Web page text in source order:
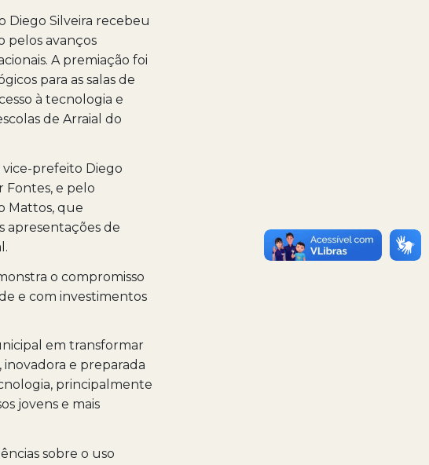
Diego Silveira recebeu
pelos avanços
A premiação foi
para as salas de
à tecnologia e
de Arraial do
prefeito Diego
Fontes, e pelo
Mattos, que
apresentações de
o compromisso
e com investimentos
em transformar
inovadora e preparada
principalmente
jovens e mais
sobre o uso